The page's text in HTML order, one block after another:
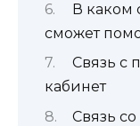
В каком
сможет
Связь с
кабинет
Связь